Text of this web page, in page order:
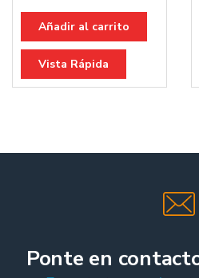
Añadir al carrito
Vista Rápida
Ponte en